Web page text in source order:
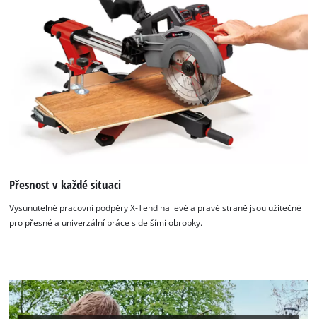
K načtení služby Google Maps
potřebujeme váš souhlas!
This content is not permitted to load due
to trackers that are not disclosed to the
visitor. The website owner needs to setup
the site with their CMP to add this content
to the list of technologies used.
Powered byUsercentrics Consent
Management Platform
Přesnost v každé situaci
Vysunutelné pracovní podpěry X-Tend na levé a pravé straně jsou užitečné
pro přesné a univerzální práce s delšími obrobky.